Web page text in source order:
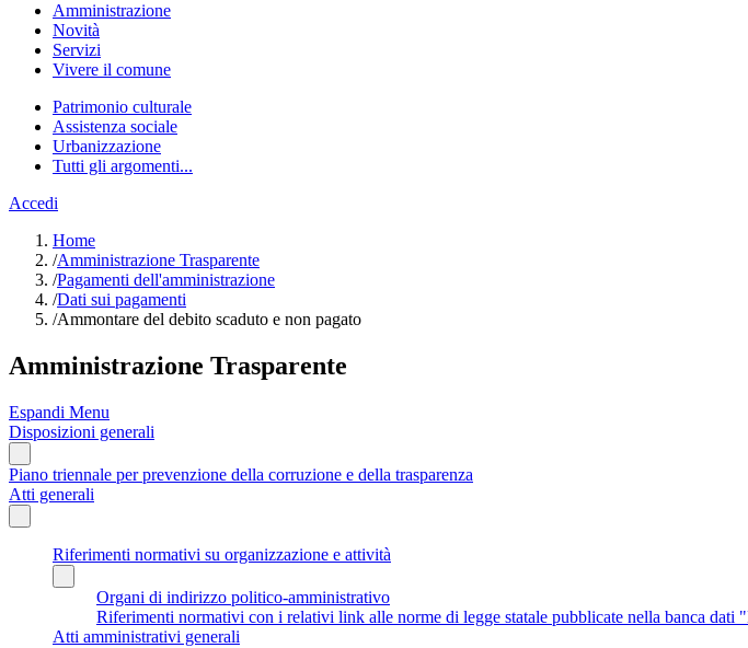
Amministrazione
Novità
Servizi
Vivere il comune
Patrimonio culturale
Assistenza sociale
Urbanizzazione
Tutti gli argomenti...
Accedi
Home
/Amministrazione Trasparente
/Pagamenti dell'amministrazione
/Dati sui pagamenti
/Ammontare del debito scaduto e non pagato
Amministrazione Trasparente
Espandi Menu
Disposizioni generali
Piano triennale per prevenzione della corruzione e della trasparenza
Atti generali
Riferimenti normativi su organizzazione e attività
Organi di indirizzo politico-amministrativo
Riferimenti normativi con i relativi link alle norme di legge statale pubblicate nella banca
Atti amministrativi generali